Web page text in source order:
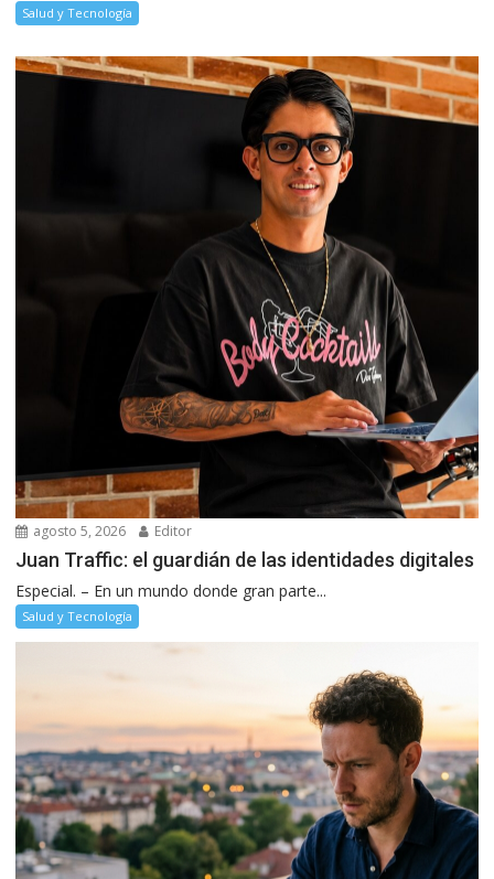
Salud y Tecnología
agosto 5, 2026 Editor
Juan Traffic: el guardián de las identidades digitales
Especial. – En un mundo donde gran parte...
Salud y Tecnología